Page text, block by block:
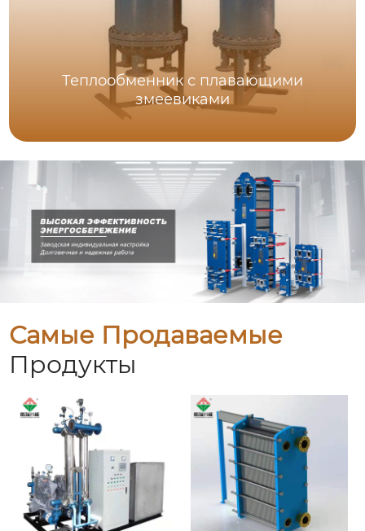
Теплообменник с плавающими
змеевиками
Самые Продаваемые
Продукты